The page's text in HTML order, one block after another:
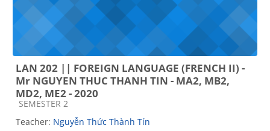
LAN 202 || FOREIGN LANGUAGE (FRENCH II) -
Mr NGUYEN THUC THANH TIN - MA2, MB2,
MD2, ME2 - 2020
Course category
SEMESTER 2
Teacher: Nguyễn Thức Thành Tín